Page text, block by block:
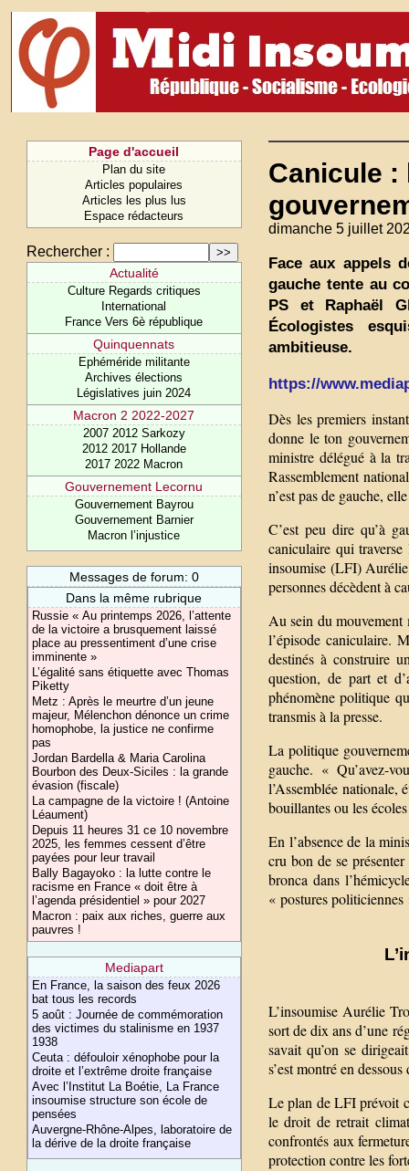
Page d'accueil
Plan du site
Articles populaires
Articles les plus lus
Espace rédacteurs
Rechercher :
Actualité
Culture Regards critiques
International
France Vers 6è république
Quinquennats
Ephéméride militante
Archives élections
Législatives juin 2024
Macron 2 2022-2027
2007 2012 Sarkozy
2012 2017 Hollande
2017 2022 Macron
Gouvernement Lecornu
Gouvernement Bayrou
Gouvernement Barnier
Macron l’injustice
Messages de forum: 0
Dans la même rubrique
Russie « Au printemps 2026, l’attente
de la victoire a brusquement laissé
place au pressentiment d’une crise
imminente »
L’égalité sans étiquette avec Thomas
Piketty
Metz : Après le meurtre d’un jeune
majeur, Mélenchon dénonce un crime
homophobe, la justice ne confirme
pas
Jordan Bardella & Maria Carolina
Bourbon des Deux-Siciles : la grande
évasion (fiscale)
La campagne de la victoire ! (Antoine
Léaument)
Depuis 11 heures 31 ce 10 novembre
2025, les femmes cessent d’être
payées pour leur travail
Bally Bagayoko : la lutte contre le
racisme en France « doit être à
l’agenda présidentiel » pour 2027
Macron : paix aux riches, guerre aux
pauvres !
Mediapart
En France, la saison des feux 2026
bat tous les records
5 août : Journée de commémoration
des victimes du stalinisme en 1937
1938
Ceuta : défouloir xénophobe pour la
droite et l’extrême droite française
Avec l’Institut La Boétie, La France
insoumise structure son école de
pensées
Auvergne-Rhône-Alpes, laboratoire de
la dérive de la droite française
Canicule :
dimanche 5 juillet
Face aux appels
gauche tente au
PS et Raphaël
Écologistes
ambitieuse.
https://
Dès les premiers
donne le ton
ministre délégué à la
Rassemblement
n’est pas de gauche,
C’est peu dire qu’à
caniculaire qui
insoumise (LFI)
personnes décèdent à
Au sein du mouvement
l’épisode caniculaire.
destinés à construire
question, de part et
phénomène politique
transmis à la presse.
La politique
gauche. « Qu’avez-
l’Assemblée nationale,
bouillantes ou les
En l’absence de la
cru bon de se
bronca dans
« postures politiciennes
L’insoumise Aurélie
sort de dix ans d’une
savait qu’on se
s’est montré en
Le plan de LFI prévoit
le droit de retrait
confrontés aux
protection contre les